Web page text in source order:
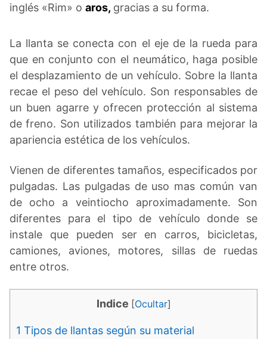
inglés «Rim» o aros, gracias a su forma.
La llanta se conecta con el eje de la rueda para
que en conjunto con el neumático, haga posible
el desplazamiento de un vehículo. Sobre la llanta
recae el peso del vehículo. Son responsables de
un buen agarre y ofrecen protección al sistema
de freno. Son utilizados también para mejorar la
apariencia estética de los vehículos.
Vienen de diferentes tamaños, especificados por
pulgadas. Las pulgadas de uso mas común van
de ocho a veintiocho aproximadamente. Son
diferentes para el tipo de vehículo donde se
instale que pueden ser en carros, bicicletas,
camiones, aviones, motores, sillas de ruedas
entre otros.
Indice [Ocultar]
1 Tipos de llantas según su material